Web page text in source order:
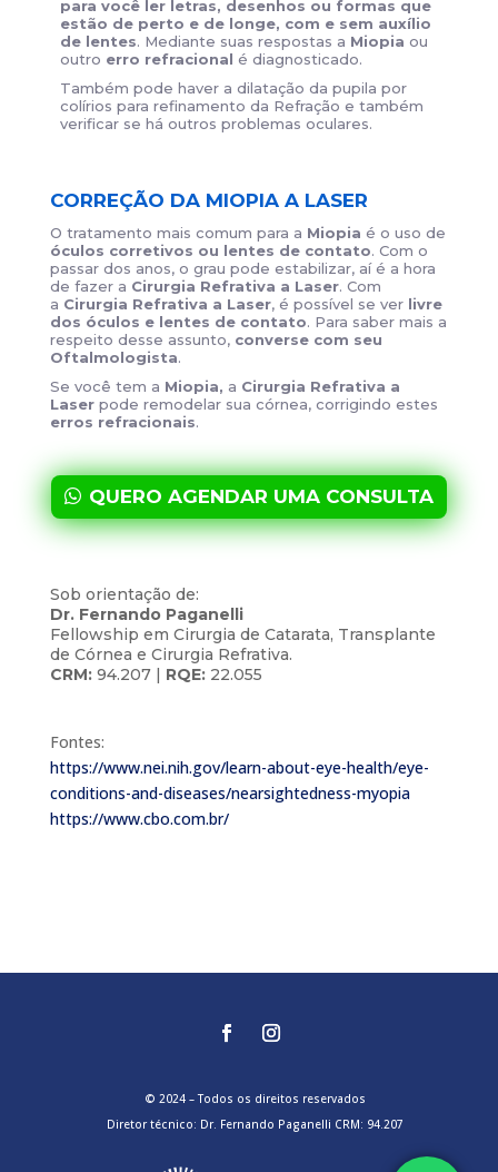
para você ler letras, desenhos ou formas que
estão de perto e de longe, com e sem auxílio
de lentes. Mediante suas respostas a Miopia ou
outro erro refracional é diagnosticado.
Também pode haver a dilatação da pupila por
colírios para refinamento da Refração e também
verificar se há outros problemas oculares.
CORREÇÃO DA MIOPIA A LASER
O tratamento mais comum para a Miopia é o uso de
óculos corretivos ou lentes de contato. Com o
passar dos anos, o grau pode estabilizar, aí é a hora
de fazer a Cirurgia Refrativa a Laser. Com
a Cirurgia Refrativa a Laser, é possível se ver livre
dos óculos e lentes de contato. Para saber mais a
respeito desse assunto, converse com seu
Oftalmologista.
Se você tem a Miopia, a Cirurgia Refrativa a
Laserpode remodelar sua córnea, corrigindo estes
erros refracionais.
QUERO AGENDAR UMA CONSULTA
Sob orientação de:
Dr. Fernando Paganelli
Fellowship em Cirurgia de Catarata, Transplante
de Córnea e Cirurgia Refrativa.
CRM: 94.207 | RQE: 22.055
Fontes:
https://www.nei.nih.gov/learn-about-eye-health/eye-
conditions-and-diseases/nearsightedness-myopia
https://www.cbo.com.br/
© 2024 – Todos os direitos reservados
Diretor técnico: Dr. Fernando Paganelli CRM: 94.207